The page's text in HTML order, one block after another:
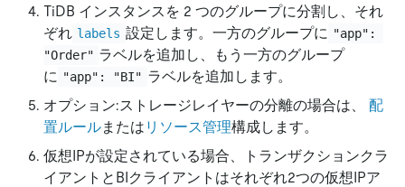
TiDB インスタンスを 2 つのグループに分割し、それ
ぞれ labels 設定します。一方のグループに "app":
"Order" ラベルを追加し、もう一方のグループ
に "app": "BI" ラベルを追加します。
オプション:ストレージレイヤーの分離の場合は、 配
置ルールまたは リソース管理構成します。
仮想IPが設定されている場合、トランザクションクラ
イアントとBIクライアントはそれぞれ2つの仮想IPア